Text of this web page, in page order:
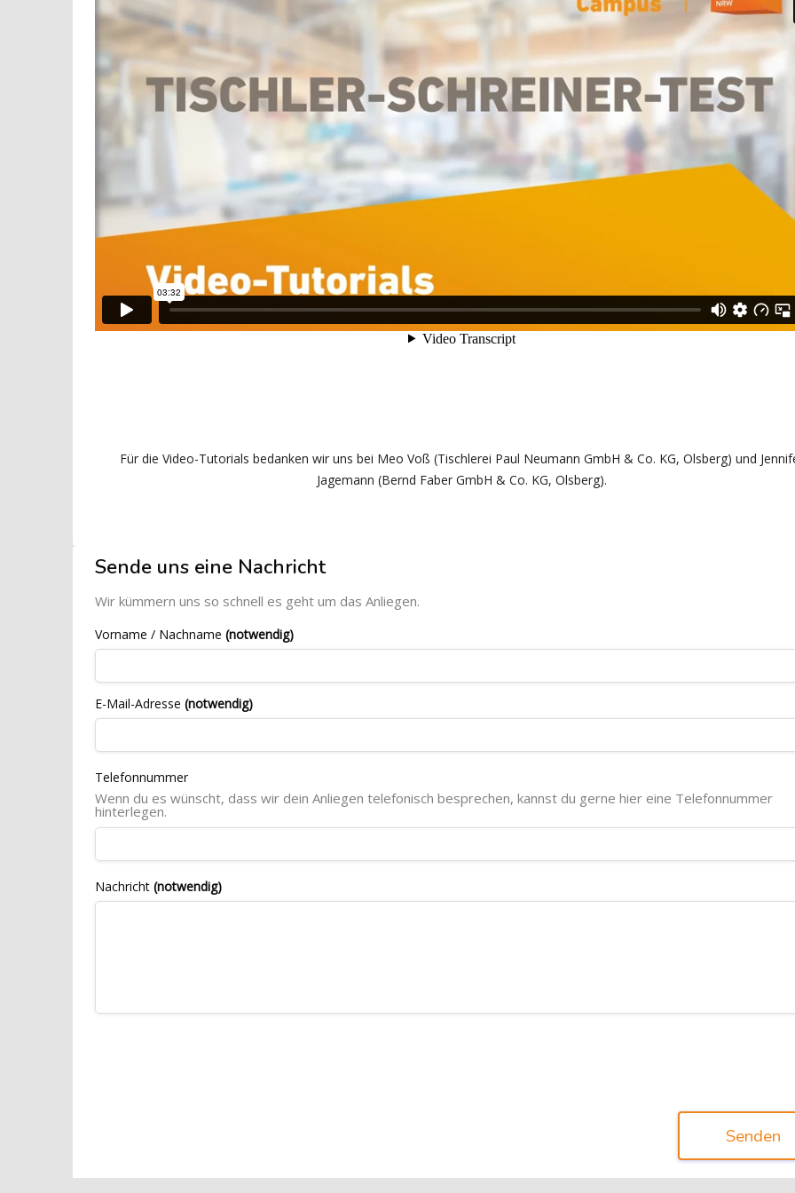
Für die Video-Tutorials bedanken wir uns bei Meo Voß (Tischlerei Paul Neumann GmbH & Co. KG, Olsberg) und
Jagemann (Bernd Faber GmbH & Co. KG, Olsberg).
Blöcke
[Cocoon] Custom HTML überspringen
Sende uns eine Nachricht
Wir kümmern uns so schnell es geht um das Anliegen.
Vorname / Nachname(notwendig)
E-Mail-Adresse(notwendig)
Telefonnummer
Wenn du es wünscht, dass wir dein Anliegen telefonisch besprechen, kannst du gerne hier eine Telefonnummer
hinterlegen.
Nachricht(notwendig)
Senden